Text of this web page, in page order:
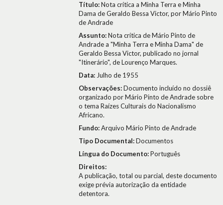
Título:Nota crítica a Minha Terra e Minha
Dama de Geraldo Bessa Victor, por Mário Pinto
de Andrade
Assunto:Nota crítica de Mário Pinto de
Andrade a "Minha Terra e Minha Dama" de
Geraldo Bessa Victor, publicado no jornal
"Itinerário", de Lourenço Marques.
Data: Julho de 1955
Observações:Documento incluído no dossiê
organizado por Mário Pinto de Andrade sobre
o tema Raízes Culturais do Nacionalismo
Africano.
Fundo:Arquivo Mário Pinto de Andrade
Tipo Documental:Documentos
Língua do Documento:Português
Direitos:
A publicação, total ou parcial, deste documento
exige prévia autorização da entidade
detentora.